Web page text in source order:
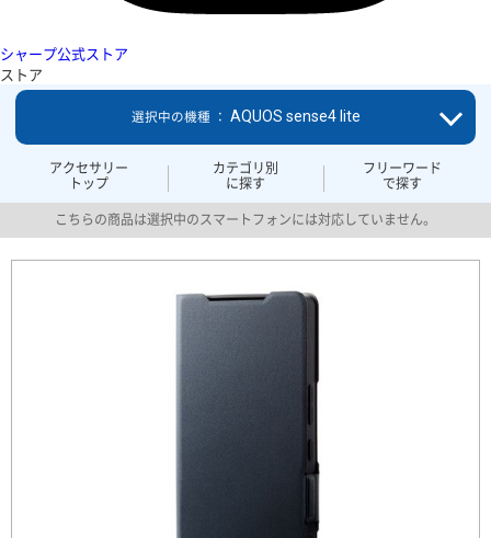
シャープ公式ストア
ストア
アクセサリー
トップ
カテゴリ別
に探す
フリーワード
で探す
選択中の機種 ： AQUOS sense4 lite
こちらの商品は選択中のスマートフォンには対応していません。